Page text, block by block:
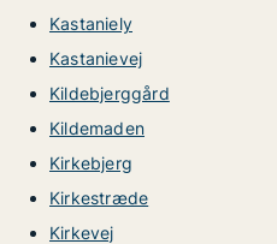
Kastaniely
Kastanievej
Kildebjerggård
Kildemaden
Kirkebjerg
Kirkestræde
Kirkevej